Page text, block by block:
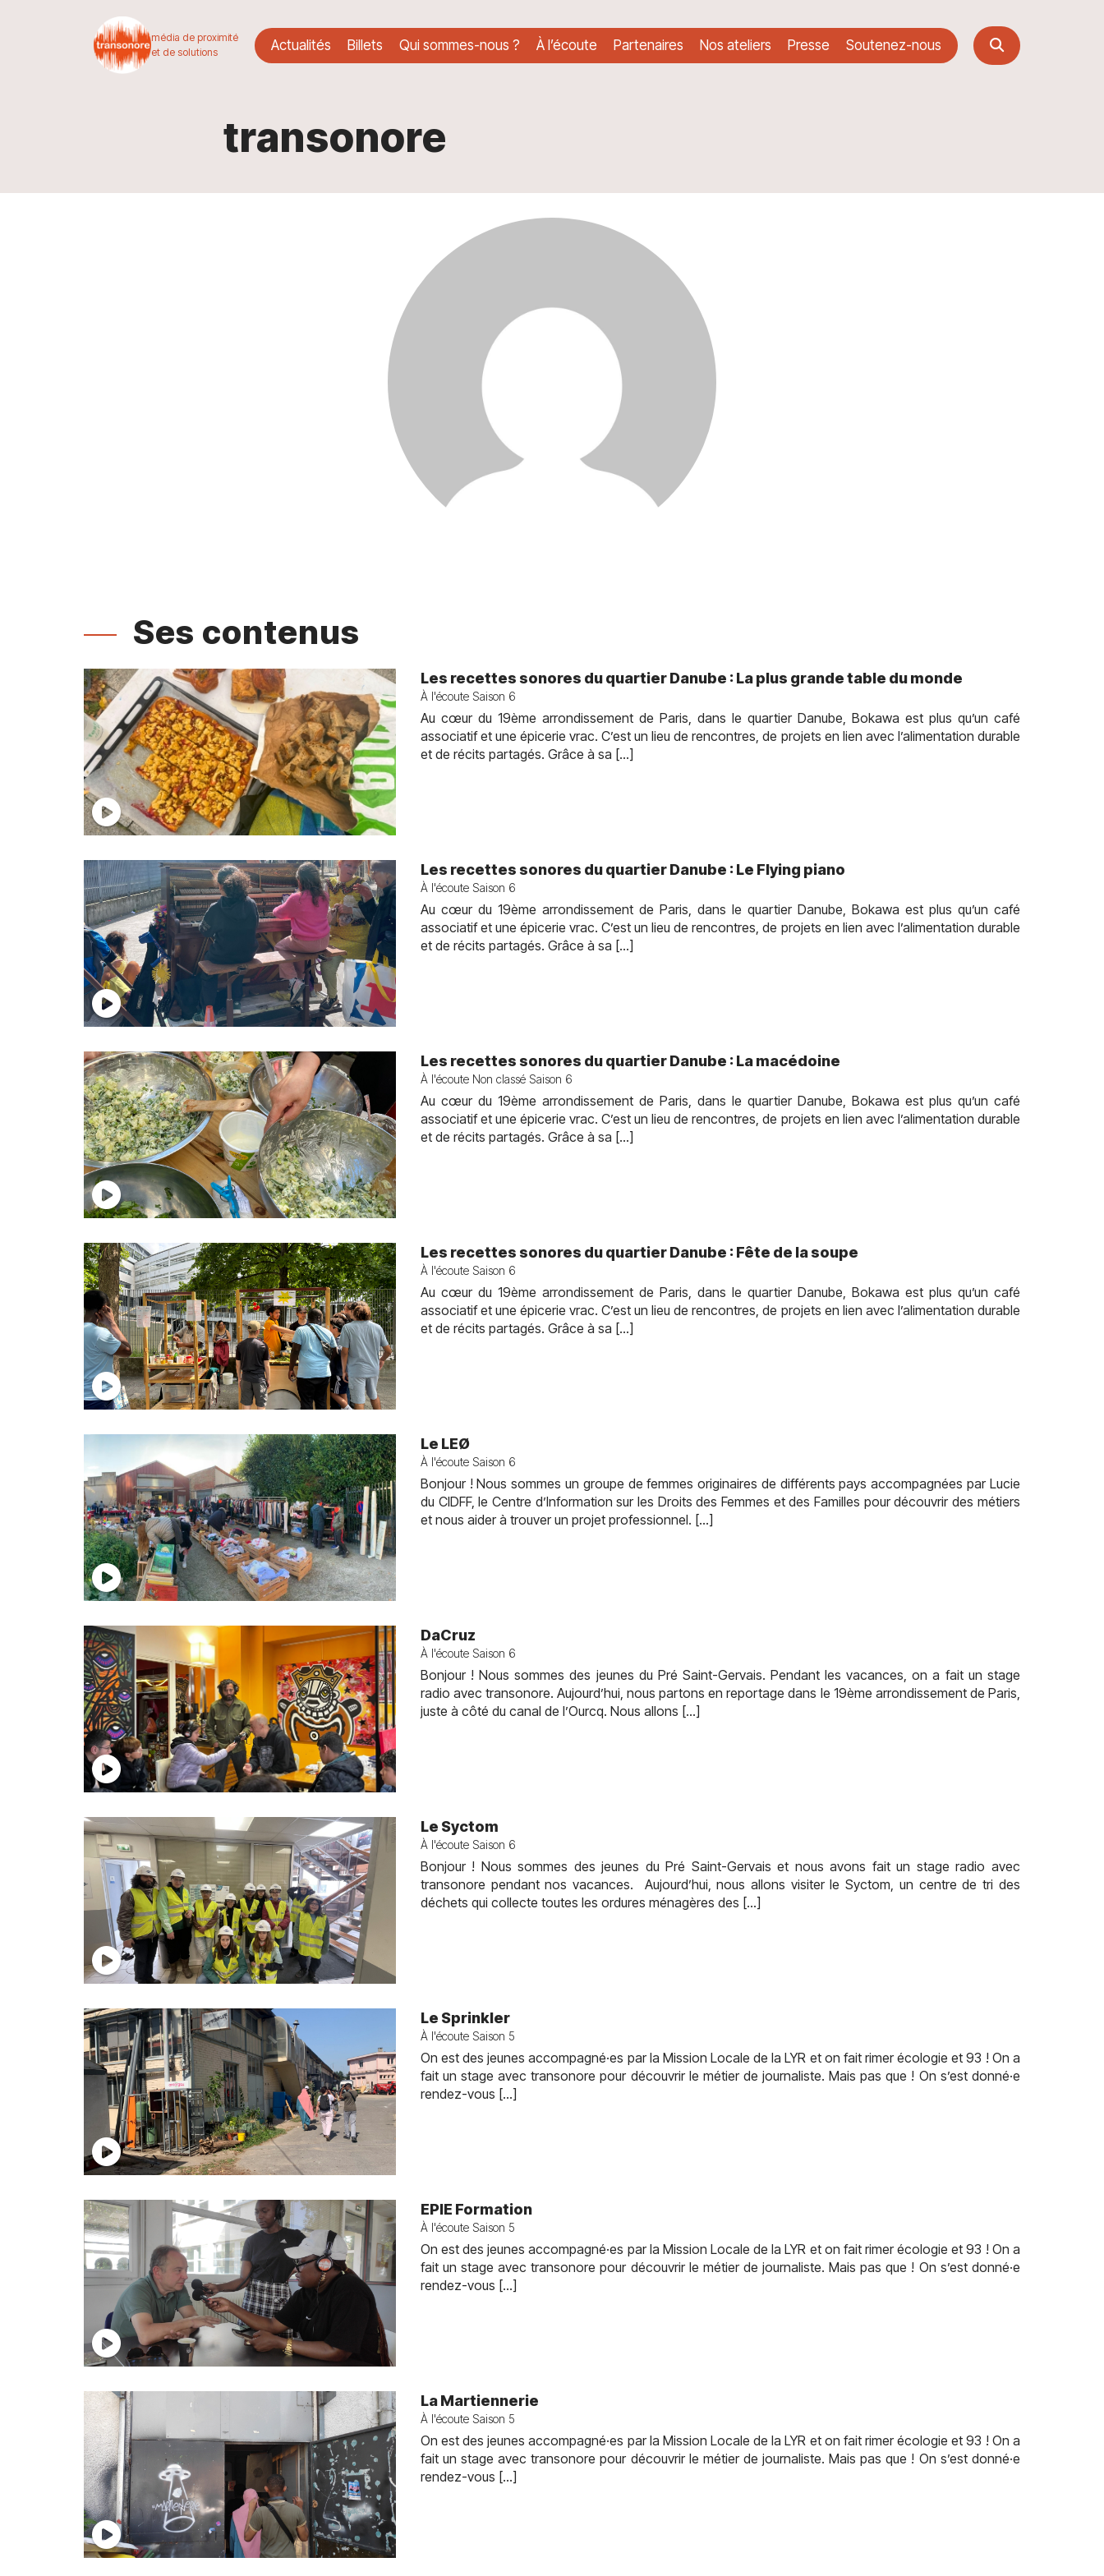
média de proximité
et de solutions
Actualités Billets Qui sommes-nous ? À l’écoute Partenaires Nos ateliers Presse Soutenez-nous
transonore
Ses contenus
Les recettes sonores du quartier Danube : La plus grande table du monde
À l'écoute Saison 6
Au cœur du 19ème arrondissement de Paris, dans le quartier Danube, Bokawa est plus qu’un café
associatif et une épicerie vrac. C’est un lieu de rencontres, de projets en lien avec l’alimentation durable
et de récits partagés. Grâce à sa […]
Les recettes sonores du quartier Danube : Le Flying piano
À l'écoute Saison 6
Au cœur du 19ème arrondissement de Paris, dans le quartier Danube, Bokawa est plus qu’un café
associatif et une épicerie vrac. C’est un lieu de rencontres, de projets en lien avec l’alimentation durable
et de récits partagés. Grâce à sa […]
Les recettes sonores du quartier Danube : La macédoine
À l'écoute Non classé Saison 6
Au cœur du 19ème arrondissement de Paris, dans le quartier Danube, Bokawa est plus qu’un café
associatif et une épicerie vrac. C’est un lieu de rencontres, de projets en lien avec l’alimentation durable
et de récits partagés. Grâce à sa […]
Les recettes sonores du quartier Danube : Fête de la soupe
À l'écoute Saison 6
Au cœur du 19ème arrondissement de Paris, dans le quartier Danube, Bokawa est plus qu’un café
associatif et une épicerie vrac. C’est un lieu de rencontres, de projets en lien avec l’alimentation durable
et de récits partagés. Grâce à sa […]
Le LEØ
À l'écoute Saison 6
Bonjour ! Nous sommes un groupe de femmes originaires de différents pays accompagnées par Lucie
du CIDFF, le Centre d’Information sur les Droits des Femmes et des Familles pour découvrir des métiers
et nous aider à trouver un projet professionnel. […]
DaCruz
À l'écoute Saison 6
Bonjour ! Nous sommes des jeunes du Pré Saint-Gervais. Pendant les vacances, on a fait un stage
radio avec transonore. Aujourd’hui, nous partons en reportage dans le 19ème arrondissement de Paris,
juste à côté du canal de l’Ourcq. Nous allons […]
Le Syctom
À l'écoute Saison 6
Bonjour ! Nous sommes des jeunes du Pré Saint-Gervais et nous avons fait un stage radio avec
transonore pendant nos vacances. Aujourd’hui, nous allons visiter le Syctom, un centre de tri des
déchets qui collecte toutes les ordures ménagères des […]
Le Sprinkler
À l'écoute Saison 5
On est des jeunes accompagné·es par la Mission Locale de la LYR et on fait rimer écologie et 93 ! On a
fait un stage avec transonore pour découvrir le métier de journaliste. Mais pas que ! On s’est donné·e
rendez-vous […]
EPIE Formation
À l'écoute Saison 5
On est des jeunes accompagné·es par la Mission Locale de la LYR et on fait rimer écologie et 93 ! On a
fait un stage avec transonore pour découvrir le métier de journaliste. Mais pas que ! On s’est donné·e
rendez-vous […]
La Martiennerie
À l'écoute Saison 5
On est des jeunes accompagné·es par la Mission Locale de la LYR et on fait rimer écologie et 93 ! On a
fait un stage avec transonore pour découvrir le métier de journaliste. Mais pas que ! On s’est donné·e
rendez-vous […]